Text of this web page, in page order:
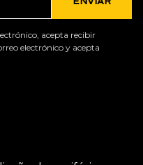
acepta recibir
electrónico y acepta